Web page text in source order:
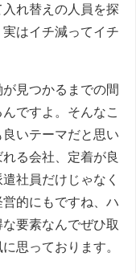
れ替えの人員を探
はイチ減ってイチ
見つかるまでの間
ですよ。そんなこ
いテーマだと思い
る会社、定着が良
社員だけじゃなく
的にもですね、ハ
要素なんでぜひ取
思っております。